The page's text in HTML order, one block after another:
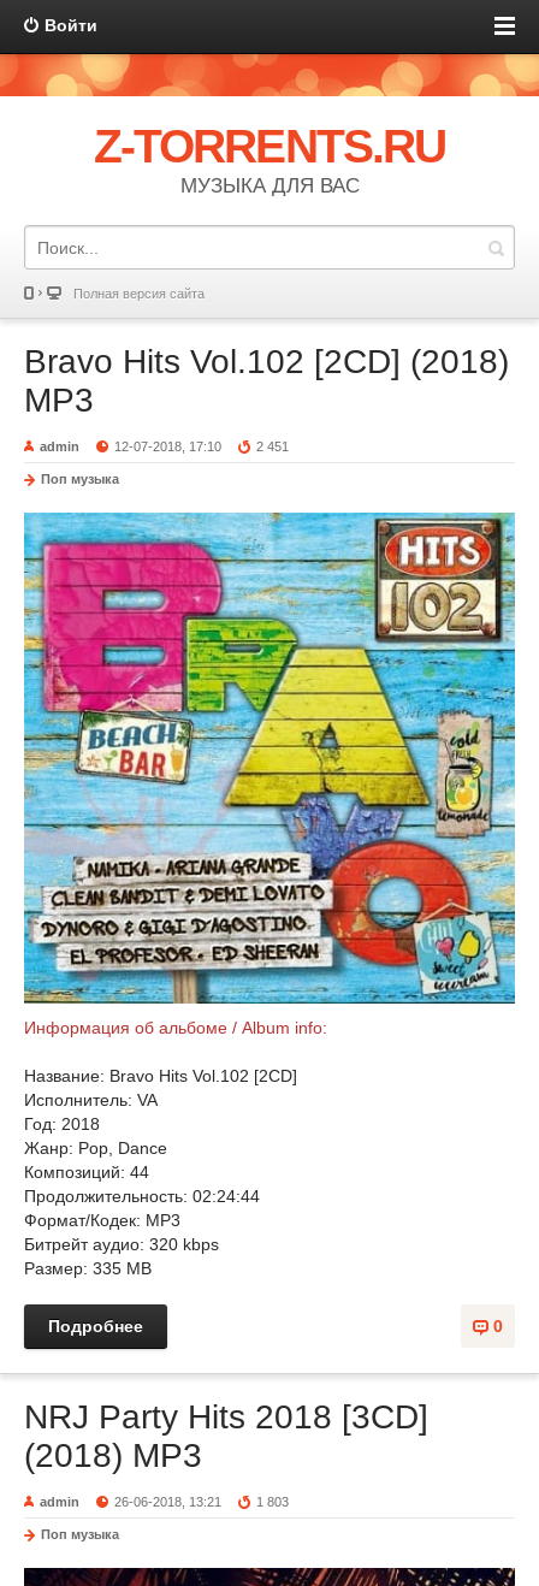
Войти
Z-TORRENTS.RU
МУЗЫКА ДЛЯ ВАС
Полная версия сайта
Bravo Hits Vol.102 [2CD] (2018)
MP3
admin 12-07-2018, 17:10 2 451
Поп музыка
Информация об альбоме / Album info:
Название: Bravo Hits Vol.102 [2CD]
Исполнитель: VA
Год: 2018
Жанр: Pop, Dance
Композиций: 44
Продолжительность: 02:24:44
Формат/Кодек: MP3
Битрейт аудио: 320 kbps
Размер: 335 MB
0
Подробнее
NRJ Party Hits 2018 [3CD]
(2018) MP3
admin 26-06-2018, 13:21 1 803
Поп музыка